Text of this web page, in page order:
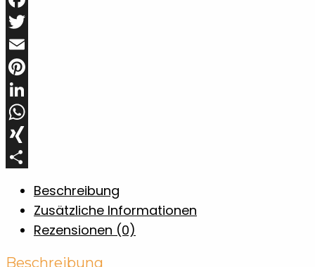
Facebook
Twitter
Email
Pinterest
LinkedIn
WhatsApp
XING
Beschreibung
Zusätzliche Informationen
Rezensionen (0)
Beschreibung